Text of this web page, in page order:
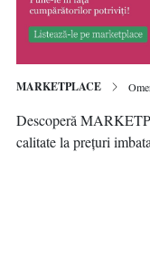
MARKETPLACE
Descoperă
calitate la prețuri